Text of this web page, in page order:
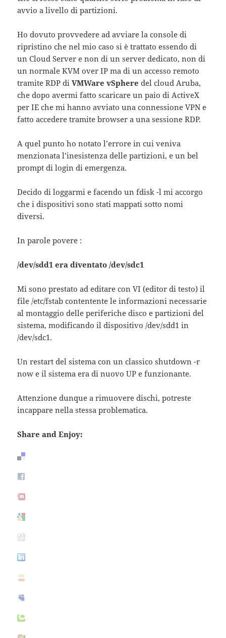
avvio a livello di partizioni.
Ho dovuto provvedere ad avviare la console di
ripristino che nel mio caso si è trattato essendo di
un Cloud Server e non di un server dedicato, non di
un normale KVM over IP ma di un accesso remoto
tramite RDP diVMWare vSphere del cloud Aruba,
che dopo avermi fatto scaricare un paio di ActiveX
per IE che mi hanno avviato una connessione VPN e
fatto accedere tramite browser a una sessione RDP.
A quel punto ho notato l’errore in cui veniva
menzionata l’inesistenza delle partizioni, e un bel
prompt di login di emergenza.
Decido di loggarmi e facendo un fdisk -l mi accorgo
che i dispositivi sono stati mappati sotto nomi
diversi.
In parole povere :
/dev/sdd1 era diventato /dev/sdc1
Mi sono prestato ad editare con VI (editor di testo) il
file /etc/fstab contentente le informazioni necessarie
al montaggio delle periferiche disco e partizioni del
sistema, modificando il dispositivo /dev/sdd1 in
/dev/sdc1.
Un restart del sistema con un classico shutdown -r
now e il sistema era di nuovo UP e funzionante.
Attenzione dunque a rimuovere dischi, potreste
incappare nella stessa problematica.
Share and Enjoy: